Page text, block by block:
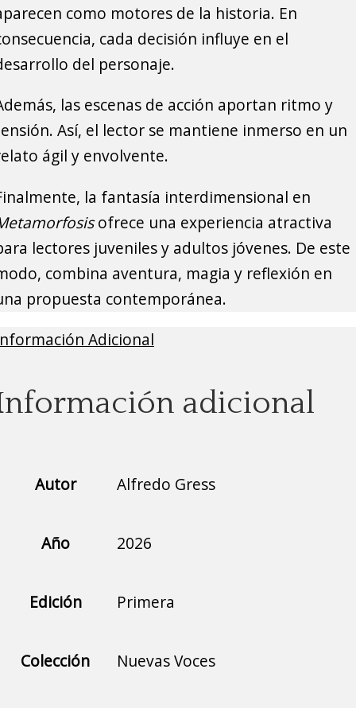
como motores de la historia. En
cada decisión influye en el
del personaje.
las escenas de acción aportan ritmo y
Así, el lector se mantiene inmerso en un
ágil y envolvente.
la fantasía interdimensional en
ofrece una experiencia atractiva
lectores juveniles y adultos jóvenes. De este
combina aventura, magia y reflexión en
propuesta contemporánea.
Adicional
adicional
Autor Alfredo Gress
Año 2026
Edición Primera
Colección Nuevas Voces